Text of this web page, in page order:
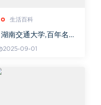
生活百科
湖南交通大学,百年名
解读
2025-09-01